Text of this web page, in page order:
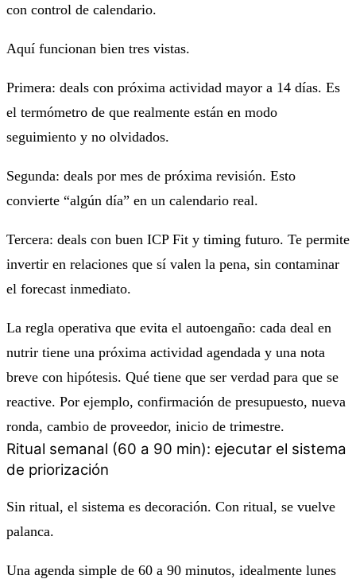
con control de calendario.
Aquí funcionan bien tres vistas.
Primera: deals con próxima actividad mayor a 14 días. Es
el termómetro de que realmente están en modo
seguimiento y no olvidados.
Segunda: deals por mes de próxima revisión. Esto
convierte “algún día” en un calendario real.
Tercera: deals con buen ICP Fit y timing futuro. Te permite
invertir en relaciones que sí valen la pena, sin contaminar
el forecast inmediato.
La regla operativa que evita el autoengaño: cada deal en
nutrir tiene una próxima actividad agendada y una nota
breve con hipótesis. Qué tiene que ser verdad para que se
reactive. Por ejemplo, confirmación de presupuesto, nueva
ronda, cambio de proveedor, inicio de trimestre.
Ritual semanal (60 a 90 min): ejecutar el sistema
de priorización
Sin ritual, el sistema es decoración. Con ritual, se vuelve
palanca.
Una agenda simple de 60 a 90 minutos, idealmente lunes